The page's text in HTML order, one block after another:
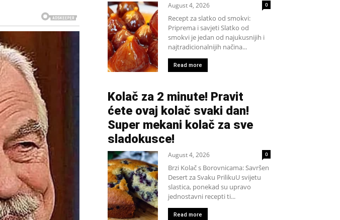
August 4, 2026 0
Recept za slatko od smokvi:
Priprema i savjeti Slatko od
smokvi je jedan od najukusnijih i
najtradicionalnijih načina...
Read more
Kolač za 2 minute! Pravit
ćete ovaj kolač svaki dan!
Super mekani kolač za sve
sladokusce!
August 4, 2026 0
Brzi Kolač s Borovnicama: Savršen
Desert za Svaku PrilikuU svijetu
slastica, ponekad su upravo
jednostavni recepti ti...
Read more